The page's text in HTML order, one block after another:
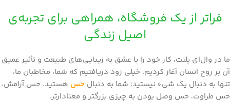
فراتر از یک فروشگاه، همراهی برای تجربه‌ی
اصیل زندگی
ما در وال‌ای پلنت، کار خود را با عشق به زیبایی‌های طبیعت و تأثیر عمیق
آن بر روح انسان آغاز کردیم. خیلی زود دریافتیم که شما، مخاطبان ما،
تنها به دنبال یک شیء نیستید؛ شما به دنبال حس هستید. حس آرامش،
حس طراوت، حس وصل بودن به چیزی بزرگتر و معنادارتر.